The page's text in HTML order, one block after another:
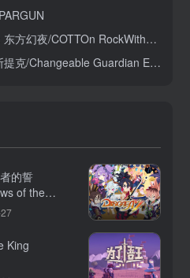
棉花小魔女：东方幻夜/COTTOn RockWithYou -ORIENTAL NIGHT DREAMS-
超翼战骑艾斯提克/Changeable Guardian ESTIQUE
的誓
of the
King